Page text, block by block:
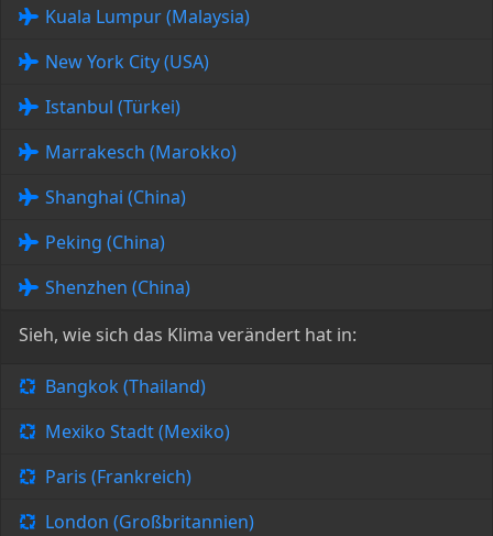
Kuala Lumpur (Malaysia)
New York City (USA)
Istanbul (Türkei)
Marrakesch (Marokko)
Shanghai (China)
Peking (China)
Shenzhen (China)
Sieh, wie sich das Klima verändert hat in:
Bangkok (Thailand)
Mexiko Stadt (Mexiko)
Paris (Frankreich)
London (Großbritannien)